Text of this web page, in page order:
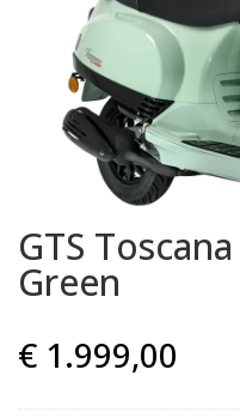
GTS
Green
€ 1.999,00